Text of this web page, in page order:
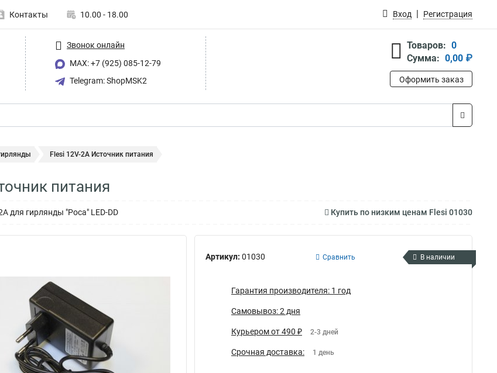
Контакты 10.00 - 18.00 Вход Регистрация
Звонок онлайн
MAX: +7 (925) 085-12-79
Telegram: ShopMSK2
Товаров: 0
Сумма: 0,00 ₽
Оформить заказ
Flesi 12V-2A Источник питания
питания
для гирлянды "Роса" LED-DD Купить по низким ценам Flesi 01030
Артикул: 01030 Сравнить В наличии
Гарантия производителя: 1 год
Самовывоз: 2 дня
Курьером от 490 ₽ 2-3 дней
Срочная доставка: 1 день